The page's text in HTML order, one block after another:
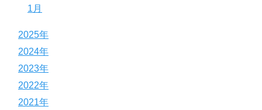
1月
2025年
2024年
2023年
2022年
2021年